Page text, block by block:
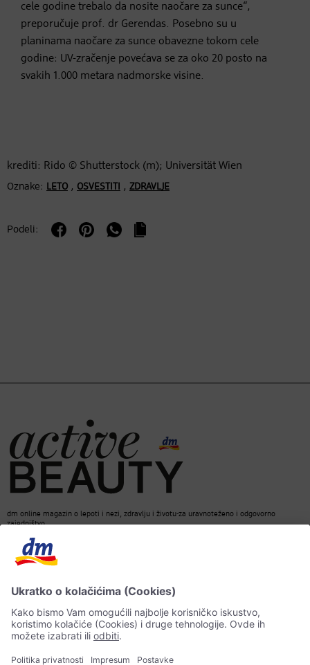
cele godine trebalo da nosite naočare za sunce“,
preporučuje prof. dr Gerendas. Posebno su u
planinama naočare za sunce obavezne tokom cele
godine: UV-zračenje povećava se za oko 20 posto na
svakih 1.000 metara nadmorske visine.
krediti: Rido © Shutterstock (m); Universität Wien
Oznake: LETO , OSVESTITI , ZDRAVLJE
Podeli:
dm online magazin o lepoti i nezi, zdravlju i životu-za uravnoteženo i odgovorno
zajedništvo.